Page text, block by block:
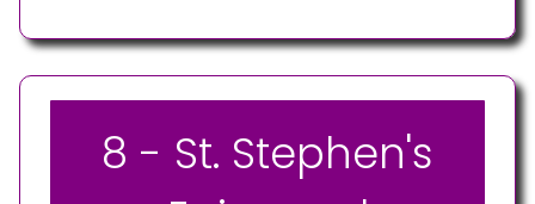
8 - St. Stephen's